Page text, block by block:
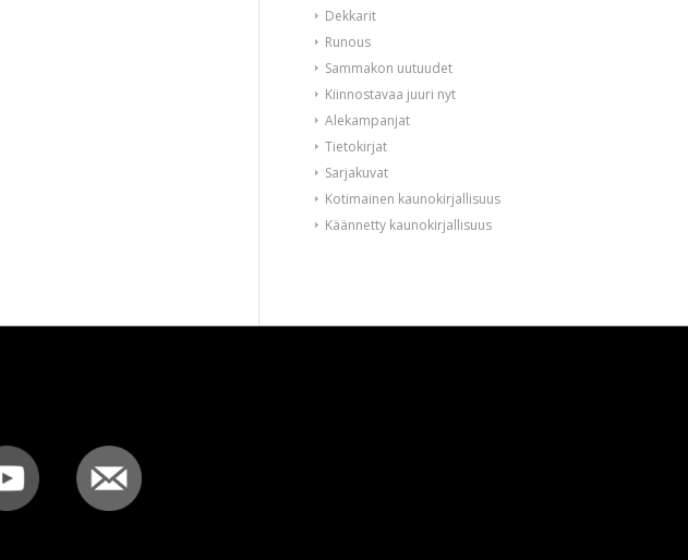
Dekkarit
Runous
Sammakon uutuudet
Kiinnostavaa juuri nyt
Alekampanjat
Tietokirjat
Sarjakuvat
Kotimainen kaunokirjallisuus
Käännetty kaunokirjallisuus